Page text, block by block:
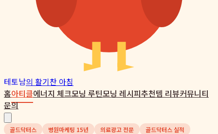
테토남의 활기찬 아침
홈아티클에너지 체크모닝 루틴모닝 레시피추천템 리뷰커뮤니티
문의
골드닥터스 병원마케팅 15년 의료광고 전문
골드닥터스 실적